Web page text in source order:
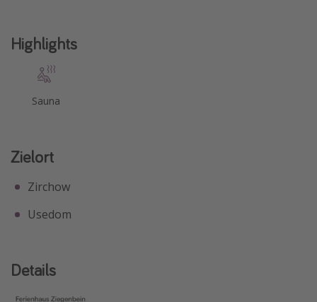
Last Minute Urlaub Deutschland
Highlights
Sauna
Zielort
Zirchow
Usedom
Details